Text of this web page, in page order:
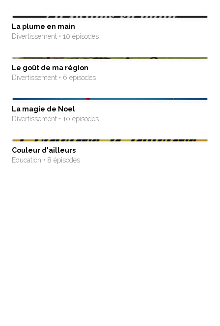
La plume en main
Divertissement • 10 épisodes
Le goût de ma région
Divertissement • 6 épisodes
La magie de Noel
Divertissement • 10 épisodes
Couleur d'ailleurs
Éducation • 8 épisodes